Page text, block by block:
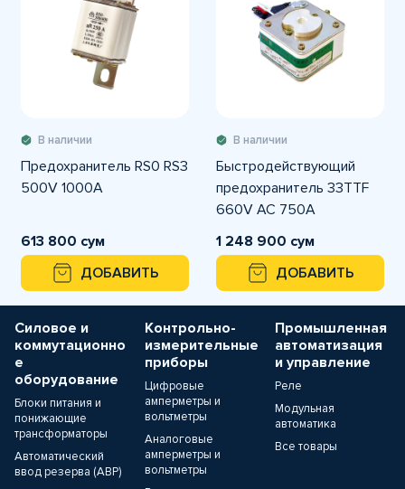
В наличии
Предохранитель RS0 RS3
500V 1000A
613 800 сум
ДОБАВИТЬ
В наличии
Быстродействующий
предохранитель 33TTF
660V AC 750A
1 248 900 сум
ДОБАВИТЬ
Силовое и
коммутационно
е
оборудование
Блоки питания и
понижающие
трансформаторы
Автоматический
ввод резерва (АВР)
Контрольно-
измерительные
приборы
Цифровые
амперметры и
вольтметры
Аналоговые
амперметры и
вольтметры
Промышленная
автоматизация
и управление
Реле
Модульная
автоматика
Все товары